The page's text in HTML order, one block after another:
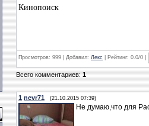
Кинопоиск
Просмотров: 999 | Добавил: Лекс Рейтинг: 0.0/0 |
Всего комментариев:1
1 nevr71 (21.10.2015 07:39)
Не думаю,что для